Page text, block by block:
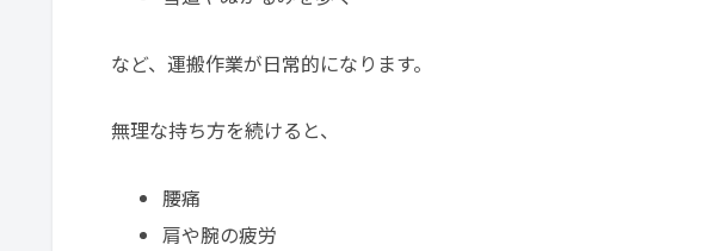
など、運搬作業が日常的になります。
無理な持ち方を続けると、
腰痛
肩や腕の疲労